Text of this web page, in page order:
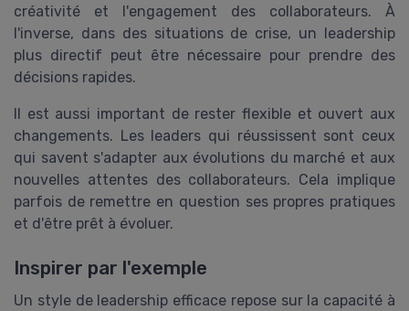
créativité et l'engagement des collaborateurs. À
l'inverse, dans des situations de crise, un leadership
plus directif peut être nécessaire pour prendre des
décisions rapides.
Il est aussi important de rester flexible et ouvert aux
changements. Les leaders qui réussissent sont ceux
qui savent s'adapter aux évolutions du marché et aux
nouvelles attentes des collaborateurs. Cela implique
parfois de remettre en question ses propres pratiques
et d'être prêt à évoluer.
Inspirer par l'exemple
Un style de leadership efficace repose sur la capacité à